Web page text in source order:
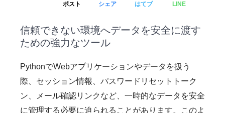
ポスト シェア はてブ LINE
信頼できない環境へデータを安全に渡す
ための強力なツール
PythonでWebアプリケーションやデータを扱う
際、セッション情報、パスワードリセットトーク
ン、メール確認リンクなど、一時的なデータを安全
に管理する必要に迫られることがあります。このよ